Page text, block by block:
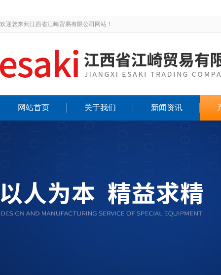
欢迎您来到江西省江崎贸易有限公司网站！
网站首页 关于我们 新闻资讯